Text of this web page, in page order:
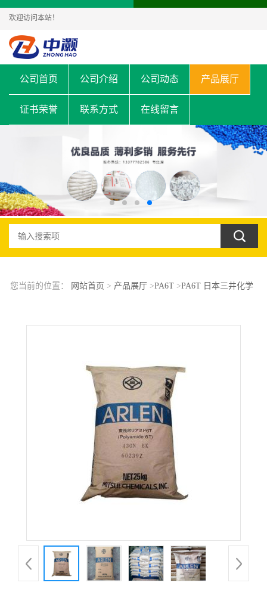
欢迎访问本站！
公司首页 公司介绍 公司动态 产品展厅
证书荣誉 联系方式 在线留言
您当前的位置： 网站首页 > 产品展厅>PA6T>PA6T 日本三井化学